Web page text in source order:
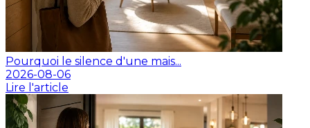
Pourquoi le silence d'une mais...
2026-08-06
Lire l'article